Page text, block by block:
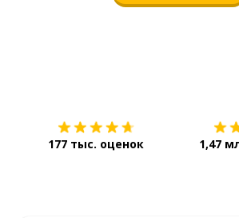
177 тыс. оценок 1,47